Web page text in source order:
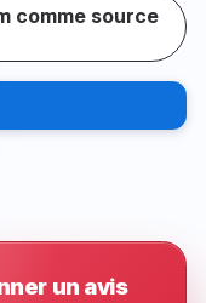
comme source
un avis